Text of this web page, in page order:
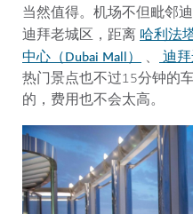
当然值得。机场不但毗邻
迪拜老城区，距离哈利法
中心（Dubai Mall） 、 迪拜
热门景点也不过15分钟的
的，费用也不会太高。